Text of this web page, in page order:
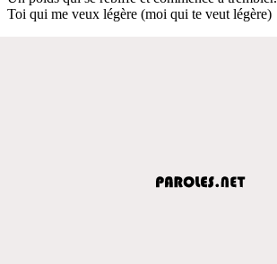
Toi qui me veux légère (moi qui te veut légère)